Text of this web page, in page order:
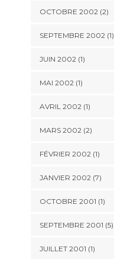
OCTOBRE 2002 (2)
SEPTEMBRE 2002 (1)
JUIN 2002 (1)
MAI 2002 (1)
AVRIL 2002 (1)
MARS 2002 (2)
FÉVRIER 2002 (1)
JANVIER 2002 (7)
OCTOBRE 2001 (1)
SEPTEMBRE 2001 (5)
JUILLET 2001 (1)